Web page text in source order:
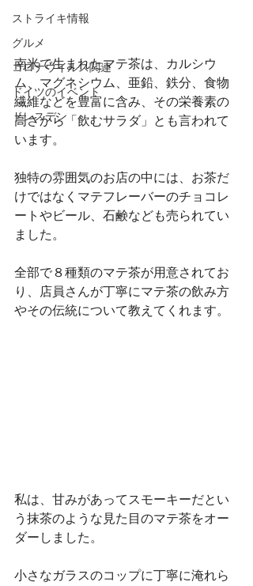
ストライキ情報
グルメ
コロナウイルス関連
ドイツのイベント
ドレスデン
南米で生まれたマテ茶は、カルシウ
ム、マグネシウム、亜鉛、鉄分、食物
繊維などを豊富に含み、その栄養素の
高さから「飲むサラダ」とも言われて
います。
独特の雰囲気のお店の中には、お茶だ
けではなくマテフレーバーのチョコレ
ートやビール、石鹸なども売られてい
ました。
全部で８種類のマテ茶が用意されてお
り、店員さんが丁寧にマテ茶の飲み方
やその伝統について教えてくれます。
私は、甘みがあってスモーキーだとい
う抹茶のような見た目のマテ茶をオー
ダーしました。
小さなガラスのコップに丁寧に淹れら